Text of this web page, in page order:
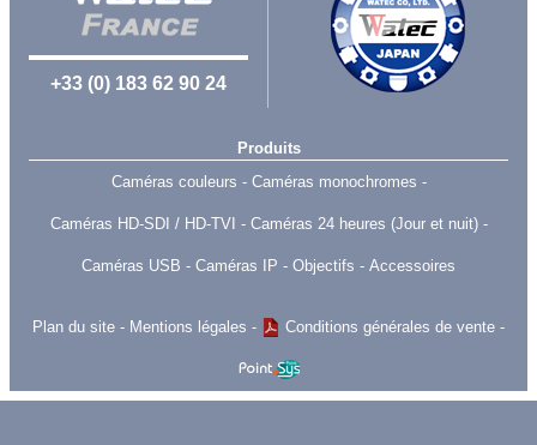
+33 (0) 183 62 90 24
Produits
Caméras couleurs
Caméras monochromes
Caméras HD-SDI / HD-TVI Caméras 24 heures (Jour et nuit)
Caméras USB Caméras IP Objectifs Accessoires
Plan du site Mentions légales Conditions générales de vente